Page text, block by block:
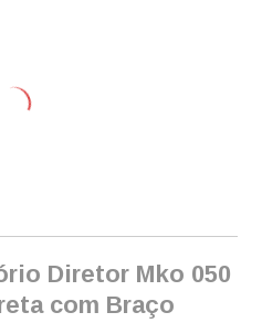
Diretor Mko 050
com Braço